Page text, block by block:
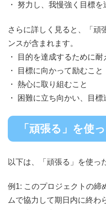
・ 努力し、我慢強く目標を
さらに詳しく見ると、「頑
ンスが含まれます。
・ 目的を達成するために耐
・ 目標に向かって励むこと
・ 熱心に取り組むこと
・ 困難に立ち向かい、目
「頑張る」を使
以下は、「頑張る」を使っ
例1: このプロジェクトの締
ムで協力して期日内に終わ